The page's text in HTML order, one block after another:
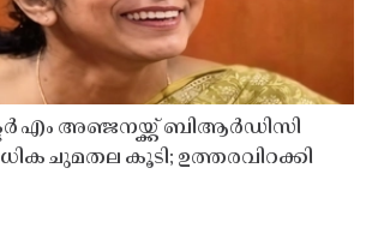
എം അഞ്ജനയ്ക്ക് ബിആർഡിസി
ചുമതല കൂടി; ഉത്തരവിറക്കി